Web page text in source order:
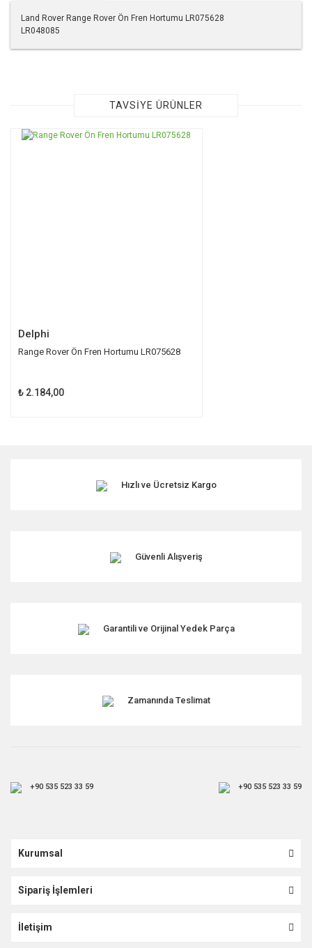
Land Rover Range Rover Ön Fren Hortumu LR075628
LR048085
Görüş ve önerileriniz için teşekkür ederiz.
Ürün resmi kalitesiz, bozuk veya görüntülenemiyor.
TAVSİYE ÜRÜNLER
Delphi
Range Rover Ön Fren Hortumu LR075628
₺ 2.184,00
Hızlı ve Ücretsiz Kargo
Güvenli Alışveriş
Garantili ve Orijinal Yedek Parça
Zamanında Teslimat
+90 535 523 33 59 +90 535 523 33 59
Kurumsal
Sipariş İşlemleri
İletişim